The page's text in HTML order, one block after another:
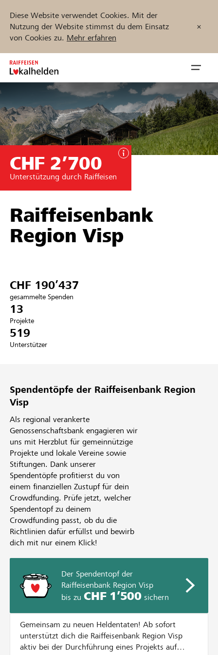
Diese Website verwendet Cookies. Mit der
Nutzung der Website stimmst du dem Einsatz
von Cookies zu. Mehr erfahren
Zum
Inhalt
springen
öffnen
Unterstützen
Hilfe & Support
Partner / Raiffeisenbank
Anmelden
Registrieren
Projekte und Organisationen finden
Jetzt starten
CHF 2’700
Unterstützung durch Raiffeisen
Raiffeisenbank
Region Visp
CHF 190’437
gesammelte Spenden
13
Projekte
519
Unterstützer
Spendentöpfe der Raiffeisenbank Region
Visp
Als regional verankerte
Genossenschaftsbank engagieren wir
uns mit Herzblut für gemeinnützige
Projekte und lokale Vereine sowie
Stiftungen. Dank unserer
Spendentöpfe profitierst du von
einem finanziellen Zustupf für dein
Crowdfunding. Prüfe jetzt, welcher
Spendentopf zu deinem
Crowdfunding passt, ob du die
Richtlinien dafür erfüllst und bewirb
dich mit nur einem Klick!
Der Spendentopf der
Raiffeisenbank Region Visp
bis zu CHF 1’500sichern
Gemeinsam zu neuen Heldentaten! Ab sofort
unterstützt dich die Raiffeisenbank Region Visp
aktiv bei der Durchführung eines Projekts auf